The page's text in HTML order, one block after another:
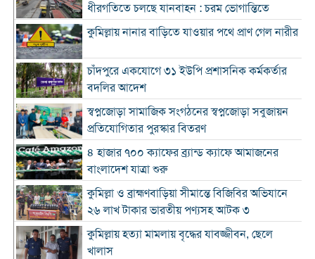
ধীরগতিতে চলছে যানবাহন : চরম ভোগান্তিতে
কুমিল্লায় নানার বাড়িতে যাওয়ার পথে প্রাণ গেল নারীর
চাঁদপুরে একযোগে ৩১ ইউপি প্রশাসনিক কর্মকর্তার
বদলির আদেশ
স্বপ্নজোড়া সামাজিক সংগঠনের স্বপ্নজোড়া সবুজায়ন
প্রতিযোগিতার পুরস্কার বিতরণ
৪ হাজার ৭০০ ক্যাফের ব্র্যান্ড ক্যাফে আমাজনের
বাংলাদেশ যাত্রা শুরু
কুমিল্লা ও ব্রাহ্মণবাড়িয়া সীমান্তে বিজিবির অভিযানে
২৬ লাখ টাকার ভারতীয় পণ্যসহ আটক ৩
কুমিল্লায় হত্যা মামলায় বৃদ্ধের যাবজ্জীবন, ছেলে
খালাস